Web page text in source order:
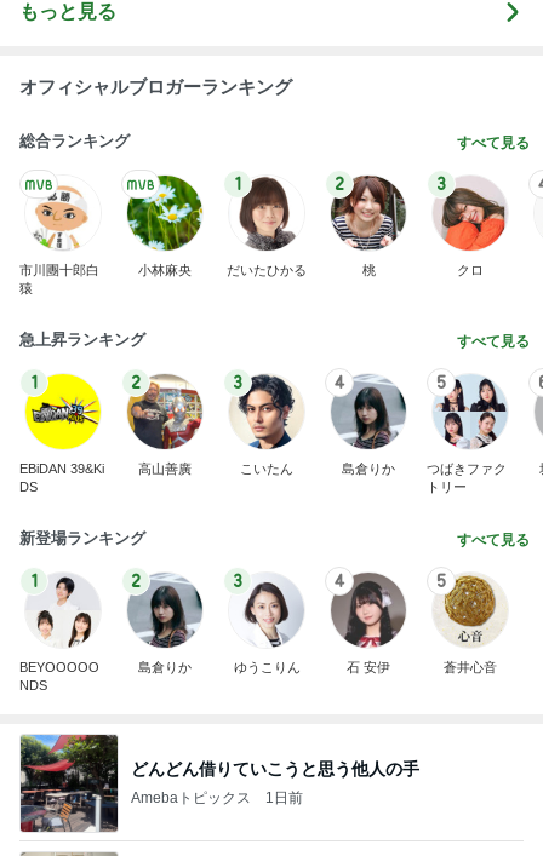
もっと見る
オフィシャルブロガーランキング
総合ランキング すべて見る
市川團十郎白
猿
小林麻央
1
だいたひかる
2
桃
3
クロ
急上昇ランキング すべて見る
1
EBiDAN 39&Ki
DS
2
高山善廣
3
こいたん
4
島倉りか
5
つばきファク
トリー
新登場ランキング すべて見る
1
BEYOOOOO
NDS
2
島倉りか
3
ゆうこりん
4
石 安伊
5
蒼井心音
どんどん借りていこうと思う他人の手
Amebaトピックス 1日前